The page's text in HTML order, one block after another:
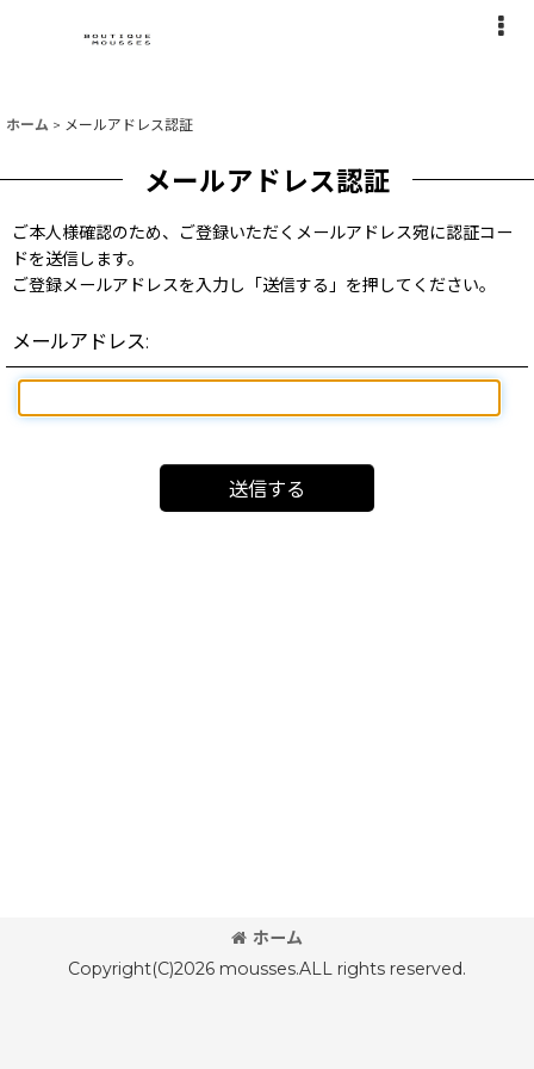
ホーム > メールアドレス認証
メールアドレス認証
ご本人様確認のため、ご登録いただくメールアドレス宛に認証コー
ドを送信します。
ご登録メールアドレスを入力し「送信する」を押してください。
メールアドレス:
送信する
ホーム
Copyright(C)2026 mousses.ALL rights reserved.